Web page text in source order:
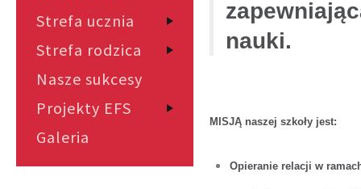
Strefa ucznia
Strefa rodzica
Nasze sukcesy
Projekty EFS
Galeria
nauki.
MISJĄ naszej szkoły jest:
Opieranie relacji w